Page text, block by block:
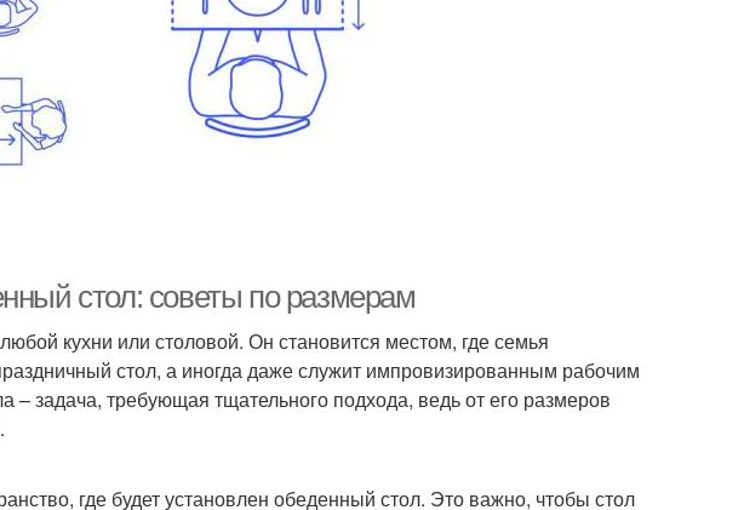
стол: советы по размерам
кухни или столовой. Он становится местом, где семья
стол, а иногда даже служит импровизированным рабочим
– задача, требующая тщательного подхода, ведь от его размеров
где будет установлен обеденный стол. Это важно, чтобы стол